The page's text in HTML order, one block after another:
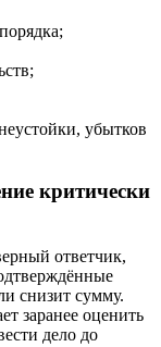
убытков
критически
ответчик,
снизит сумму.
заранее оценить
дело до